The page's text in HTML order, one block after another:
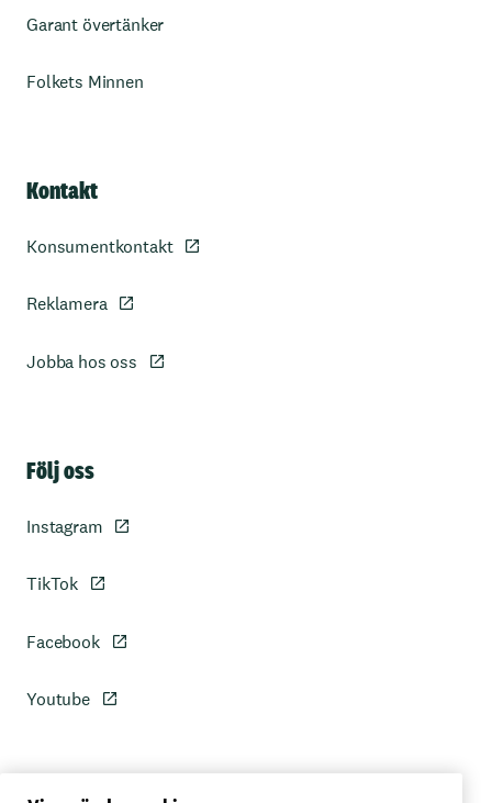
Garant övertänker
Folkets Minnen
Kontakt
Konsumentkontakt
Reklamera
Jobba hos oss
Följ oss
Instagram
TikTok
Facebook
Youtube